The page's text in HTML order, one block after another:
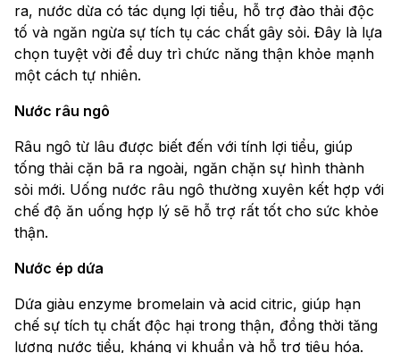
ra, nước dừa có tác dụng lợi tiểu, hỗ trợ đào thải độc
tố và ngăn ngừa sự tích tụ các chất gây sỏi. Đây là lựa
chọn tuyệt vời để duy trì chức năng thận khỏe mạnh
một cách tự nhiên.
Nước râu ngô
Râu ngô từ lâu được biết đến với tính lợi tiểu, giúp
tống thải cặn bã ra ngoài, ngăn chặn sự hình thành
sỏi mới. Uống nước râu ngô thường xuyên kết hợp với
chế độ ăn uống hợp lý sẽ hỗ trợ rất tốt cho sức khỏe
thận.
Nước ép dứa
Dứa giàu enzyme bromelain và acid citric, giúp hạn
chế sự tích tụ chất độc hại trong thận, đồng thời tăng
lượng nước tiểu, kháng vi khuẩn và hỗ trợ tiêu hóa.